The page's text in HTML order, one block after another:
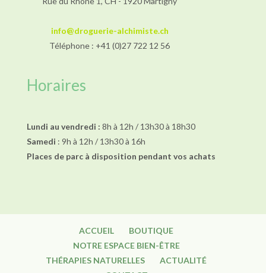
info@droguerie-alchimiste.ch
Téléphone : +41 (0)27 722 12 56
Horaires
Lundi au vendredi : 8h à 12h / 13h30 à 18h30
Samedi : 9h à 12h / 13h30 à 16h
Places de parc à disposition pendant vos achats
ACCUEIL
BOUTIQUE
NOTRE ESPACE BIEN-ÊTRE
THÉRAPIES NATURELLES
ACTUALITÉ